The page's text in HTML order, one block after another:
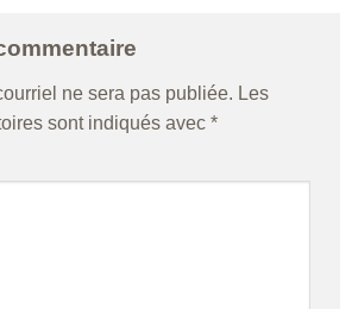
ne sera pas publiée. Les
sont indiqués avec *